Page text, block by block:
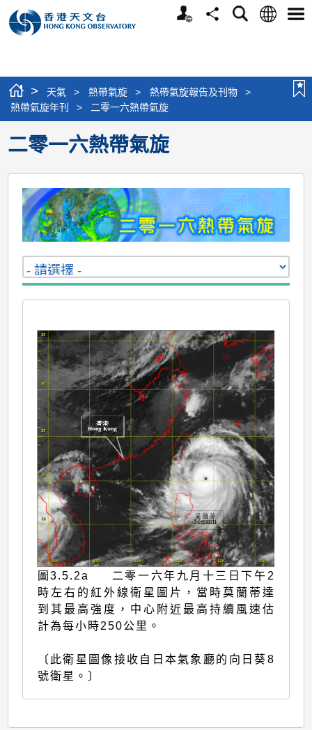
個
分
搜
語
選
> 天氣 > 熱帶氣旋 > 熱帶氣旋報告及刊物
>
熱帶氣旋年刊
> 二零一六熱帶氣旋
二零一六熱帶氣旋
圖3.5.2a 二零一六年九月十三日下午2
時左右的紅外線衛星圖片，當時莫蘭蒂達
到其最高強度，中心附近最高持續風速估
計為每小時250公里。
〔此衛星圖像接收自日本氣象廳的向日葵8
號衛星。〕